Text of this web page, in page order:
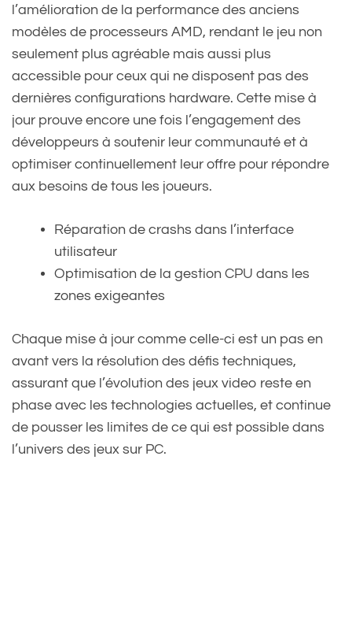
l’amélioration de la performance des anciens
modèles de processeurs AMD, rendant le jeu non
seulement plus agréable mais aussi plus
accessible pour ceux qui ne disposent pas des
dernières configurations hardware. Cette mise à
jour prouve encore une fois l’engagement des
développeurs à soutenir leur communauté et à
optimiser continuellement leur offre pour répondre
aux besoins de tous les joueurs.
Réparation de crashs dans l’interface
utilisateur
Optimisation de la gestion CPU dans les
zones exigeantes
Chaque mise à jour comme celle-ci est un pas en
avant vers la résolution des défis techniques,
assurant que l’évolution des jeux video reste en
phase avec les technologies actuelles, et continue
de pousser les limites de ce qui est possible dans
l’univers des jeux sur PC.